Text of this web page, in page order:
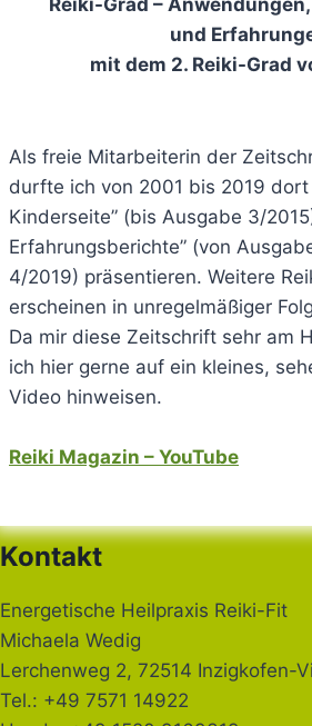
Reiki-Grad –
und
mit dem 2. Reiki-Grad
Als freie Mitarbeiterin der
durfte ich von 2001 bis 2019 dort
Kinderseite” (bis Ausgabe 3/
Erfahrungsberichte” (von
4/2019) präsentieren. Weitere
erscheinen in unregelmäßiger
Da mir diese Zeitschrift sehr am
ich hier gerne auf ein kleines,
Video hinweisen.
Reiki Magazin – YouTube
Kontakt
Energetische Heilpraxis Reiki-Fit
Michaela Wedig
Lerchenweg 2, 72514 Inzigkofen-
Tel.: +49 7571 14922